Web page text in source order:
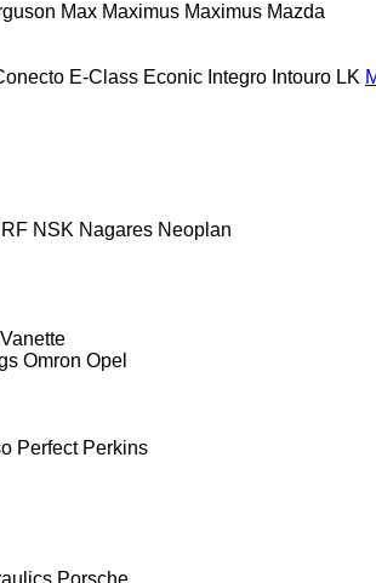
Max Maximus Maximus Mazda
E-Class Econic Integro Intouro LK
NSK Nagares Neoplan
Vanette
Omron Opel
Perfect Perkins
Porsche